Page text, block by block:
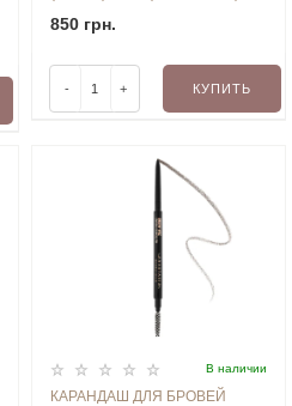
850 грн.
- + КУПИТЬ
В наличии
КАРАНДАШ ДЛЯ БРОВЕЙ